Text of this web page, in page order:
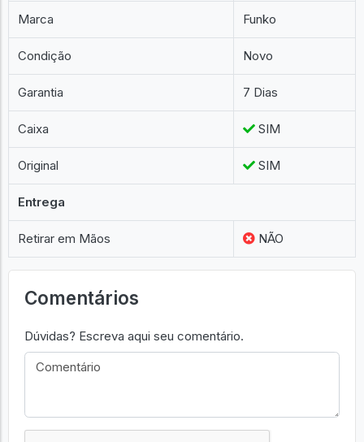
Marca Funko
Condição Novo
Garantia 7 Dias
Caixa SIM
Original SIM
Entrega
Retirar em Mãos NÃO
Comentários
Dúvidas? Escreva aqui seu comentário.